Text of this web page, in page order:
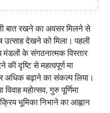
बात रखने का अवसर मिलने से
उत्साह देखने को मिला। पहली
मंडलों के संगठनात्मक विस्तार
की दृष्टि से महत्वपूर्ण मा
बढ़ाने का संकल्प लिया।
महोत्सव, गुरु पूर्णिमा
भूमिका निभाने का आह्वान